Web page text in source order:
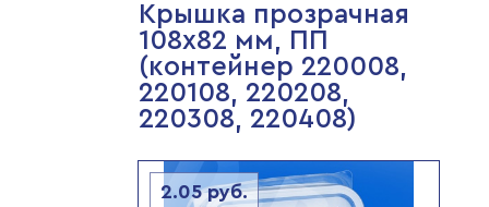
Крышка прозрачная
108х82 мм, ПП
(контейнер 220008,
220108, 220208,
220308, 220408)
2.05руб.